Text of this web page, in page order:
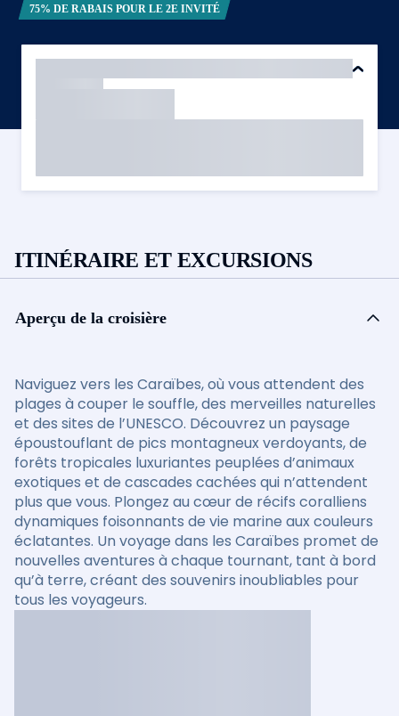
75% DE RABAIS POUR LE 2E INVITÉ
ITINÉRAIRE ET EXCURSIONS
Aperçu de la croisière
Naviguez vers les Caraïbes, où vous attendent des
plages à couper le souffle, des merveilles naturelles
et des sites de l’UNESCO. Découvrez un paysage
époustouflant de pics montagneux verdoyants, de
forêts tropicales luxuriantes peuplées d’animaux
exotiques et de cascades cachées qui n’attendent
plus que vous. Plongez au cœur de récifs coralliens
dynamiques foisonnants de vie marine aux couleurs
éclatantes. Un voyage dans les Caraïbes promet de
nouvelles aventures à chaque tournant, tant à bord
qu’à terre, créant des souvenirs inoubliables pour
tous les voyageurs.